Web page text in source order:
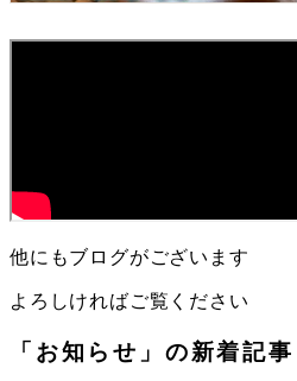
他にもブログがございます
よろしければご覧ください
「お知らせ」の新着記事